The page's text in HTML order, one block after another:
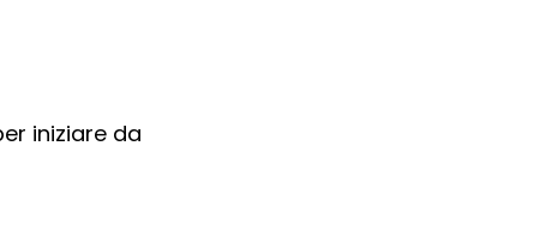
iniziare da